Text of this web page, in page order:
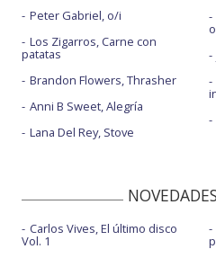
Peter Gabriel, o/i
Los Zigarros, Carne con
patatas
Brandon Flowers, Thrasher
Anni B Sweet, Alegría
Lana Del Rey, Stove
Carlos Vives, El último disco
Vol. 1